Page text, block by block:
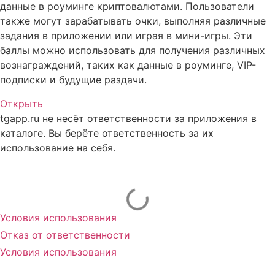
данные в роуминге криптовалютами. Пользователи
также могут зарабатывать очки, выполняя различные
задания в приложении или играя в мини-игры. Эти
баллы можно использовать для получения различных
вознаграждений, таких как данные в роуминге, VIP-
подписки и будущие раздачи.
Открыть
tgapp.ru не несёт ответственности за приложения в
каталоге. Вы берёте ответственность за их
использование на себя.
Условия использования
Отказ от ответственности
Условия использования